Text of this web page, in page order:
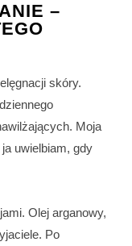
–
skóry.
Moja
uwielbiam, gdy
Olej arganowy,
Po